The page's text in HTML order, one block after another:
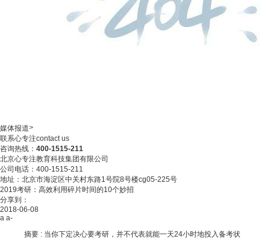
媒体报道>
联系心专注contact us
咨询热线： 400-1515-211
北京心专注教育科技集团有限公司
公司电话：400-1515-211
地址：北京市海淀区中关村东路1号院8号楼cg05-225号
2019考研：高效利用碎片时间的10个妙招
分享到：
2018-06-08
a a-
摘要 : 当你下定决心要考研，并不代表就能一天24小时地投入备考状